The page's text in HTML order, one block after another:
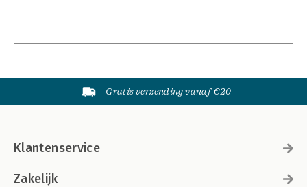
Gratis verzending vanaf €20
Klantenservice
Zakelijk